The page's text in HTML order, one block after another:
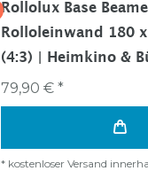
Rollolux Base
Rolloleinwand 180
(4:3) | Heimkino &
79,90 € *
* kostenloser Versand